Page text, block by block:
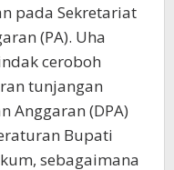
pada Sekretariat
(PA). Uha
ceroboh
tunjangan
Anggaran (DPA)
Bupati
sebagaimana